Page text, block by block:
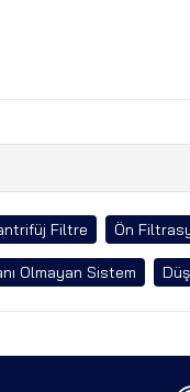
Filtre Ön
Olmayan Sistem